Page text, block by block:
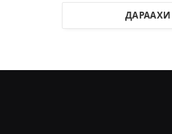
ДАРААХИ